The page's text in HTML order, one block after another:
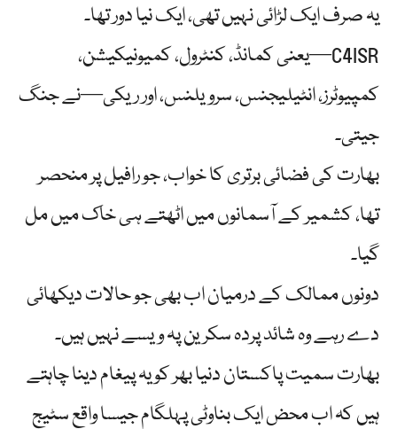
یہ صرف ایک لڑائی نہیں تھی، ایک نیا دور تھا۔
C4ISR—یعنی کمانڈ، کنٹرول، کمیونیکیشن،
کمپیوٹرز، انٹیلیجنس، سرویلنس، اور ریکی—نے جنگ
جیتی۔
بھارت کی فضائی برتری کا خواب، جو رافیل پر منحصر
تھا، کشمیر کے آسمانوں میں اٹھتے ہی خاک میں مل
گیا۔
دونوں ممالک کے درمیان اب بھی جو حالات دیکھائی
دے رہے وہ شائد پردہ سکرین پہ ویسے نہیں ہیں۔
بھارت سمیت پاکستان دنیا بھر کو یہ پیغام دینا چاہتے
ہیں کہ اب محض ایک بناوٹی پہلگام جیسا واقع سٹیج